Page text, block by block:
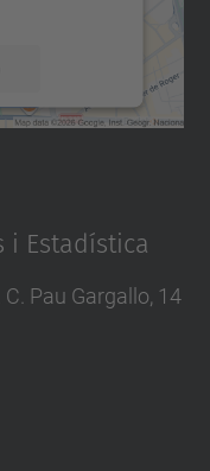
i Estadística
Pau Gargallo, 14